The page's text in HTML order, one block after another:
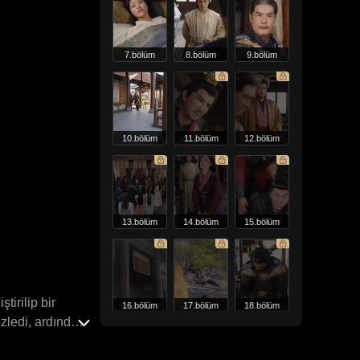
bir
ardından
7.bölüm 8.bölüm 9.bölüm
10.bölüm 11.bölüm 12.bölüm
13.bölüm 14.bölüm 15.bölüm
16.bölüm 17.bölüm 18.bölüm